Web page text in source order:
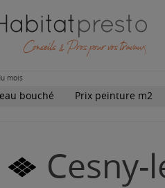
mois
bouché Prix peinture m2
Cesny-